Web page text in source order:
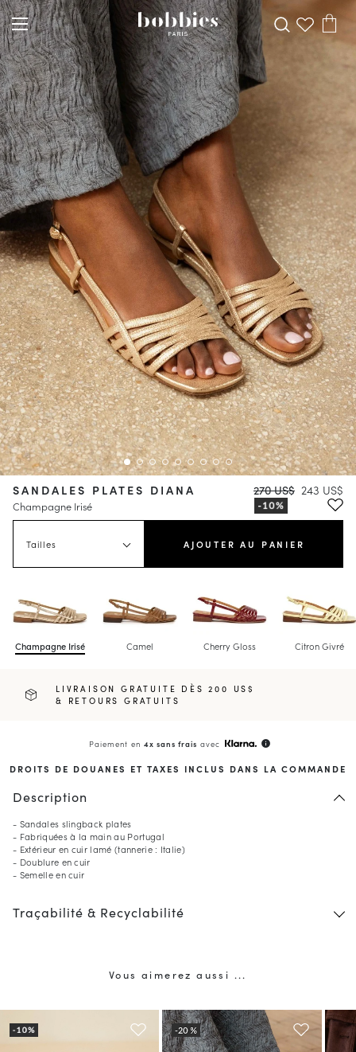
SANDALES PLATES DIANA
Champagne Irisé
270 US$ 243 US$
Tailles AJOUTER AU PANIER
Champagne Irisé Camel Cherry Gloss Citron Givré
LIVRAISON GRATUITE DÈS 200 US$
& RETOURS GRATUITS
Paiement en 4x sans frais avec info
DROITS DE DOUANES ET TAXES INCLUS DANS LA COMMANDE
Description
- Sandales slingback plates
- Fabriquées à la main au Portugal
- Extérieur en cuir lamé (tannerie : Italie)
- Doublure en cuir
- Semelle en cuir
Traçabilité & Recyclabilité
Vous aimerez aussi ...